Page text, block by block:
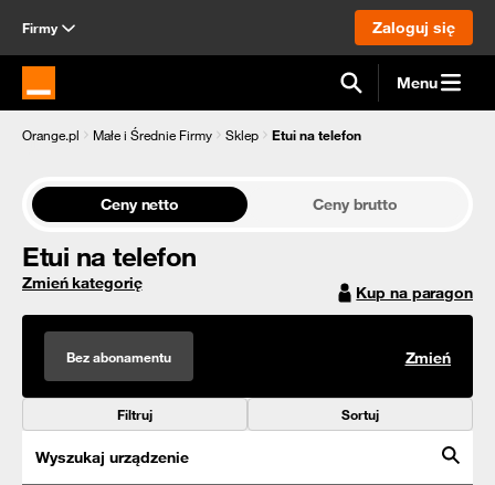
Firmy Zaloguj się
Strona główna Orange.pl Menu
Orange.pl Małe i Średnie Firmy Sklep Etui na telefon
Ceny netto Ceny brutto
Etui na telefon
Zmień kategorię Kup na paragon
Bez abonamentu Zmień
Filtruj Sortuj
Wyszukaj urządzenie